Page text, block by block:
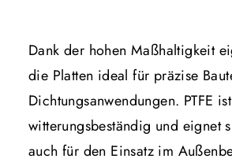
Dank der hohen Maßhaltigkeit
die Platten ideal für präzise
Dichtungsanwendungen. PTFE
witterungsbeständig und eignet
auch für den Einsatz im